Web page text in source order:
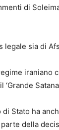
di
sia di
iraniano
Stato ha
della